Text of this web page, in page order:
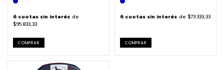
6 cuotas sin interés de
$95.833,33
COMPRAR
6 cuotas sin interés de $73.333,33
COMPRAR